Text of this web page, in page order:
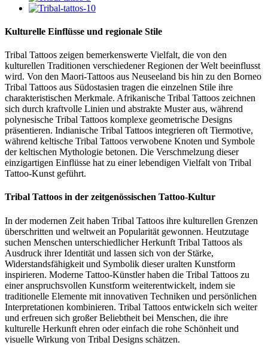
Kulturelle Einflüsse und regionale Stile
Tribal Tattoos zeigen bemerkenswerte Vielfalt, die von den
kulturellen Traditionen verschiedener Regionen der Welt beeinflusst
wird. Von den Maori-Tattoos aus Neuseeland bis hin zu den Borneo
Tribal Tattoos aus Südostasien tragen die einzelnen Stile ihre
charakteristischen Merkmale. Afrikanische Tribal Tattoos zeichnen
sich durch kraftvolle Linien und abstrakte Muster aus, während
polynesische Tribal Tattoos komplexe geometrische Designs
präsentieren. Indianische Tribal Tattoos integrieren oft Tiermotive,
während keltische Tribal Tattoos verwobene Knoten und Symbole
der keltischen Mythologie betonen. Die Verschmelzung dieser
einzigartigen Einflüsse hat zu einer lebendigen Vielfalt von Tribal
Tattoo-Kunst geführt.
Tribal Tattoos in der zeitgenössischen Tattoo-Kultur
In der modernen Zeit haben Tribal Tattoos ihre kulturellen Grenzen
überschritten und weltweit an Popularität gewonnen. Heutzutage
suchen Menschen unterschiedlicher Herkunft Tribal Tattoos als
Ausdruck ihrer Identität und lassen sich von der Stärke,
Widerstandsfähigkeit und Symbolik dieser uralten Kunstform
inspirieren. Moderne Tattoo-Künstler haben die Tribal Tattoos zu
einer anspruchsvollen Kunstform weiterentwickelt, indem sie
traditionelle Elemente mit innovativen Techniken und persönlichen
Interpretationen kombinieren. Tribal Tattoos entwickeln sich weiter
und erfreuen sich großer Beliebtheit bei Menschen, die ihre
kulturelle Herkunft ehren oder einfach die rohe Schönheit und
visuelle Wirkung von Tribal Designs schätzen.